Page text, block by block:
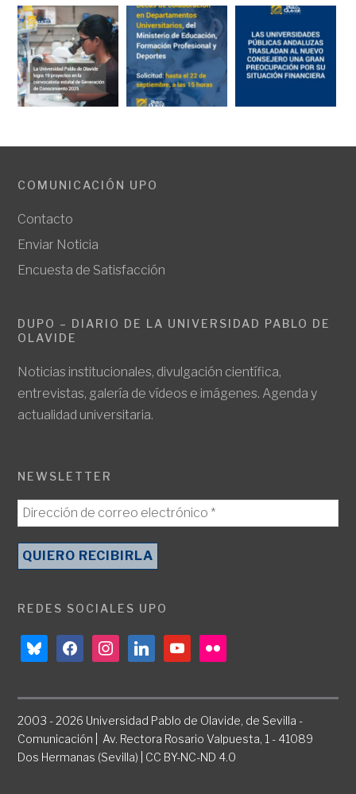
COMUNICACIÓN UPO
Contacto
Enviar Noticia
Encuesta de Satisfacción
DUPO – DIARIO DE LA UNIVERSIDAD PABLO DE
OLAVIDE
Noticias institucionales, divulgación científica,
entrevistas, galería de vídeos e imágenes. Agenda y
actualidad universitaria.
NEWSLETTER
REDES SOCIALES UPO
blueskyfacebookinstagramlinkedinyoutubeflickr
2003 - 2026 Universidad Pablo de Olavide, de Sevilla -
Comunicación | Av. Rectora Rosario Valpuesta, 1 - 41089
Dos Hermanas (Sevilla) | CC BY-NC-ND 4.0